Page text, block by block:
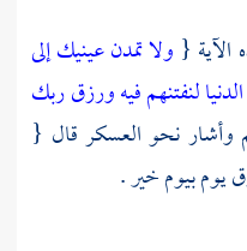
{ ولا تمدن عينيك إلى
لنفتنهم فيه ورزق ربك
نحو العسكر قال {
يوم بيوم خير .